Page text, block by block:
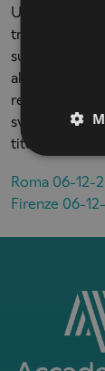
Universitario
tramite
sulla
requisiti di
svolte,
titoli
Roma 06-12-
Firenze 06-